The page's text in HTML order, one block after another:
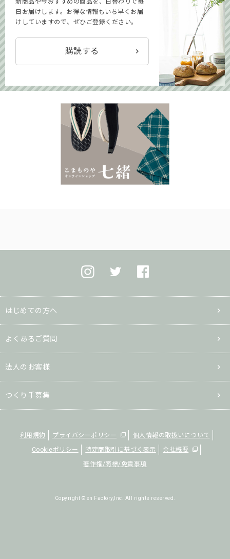
新商品や今おすすめの商品を、日替わりで毎
日お届けします。お得な情報もいち早くお届
けしていますので、ぜひご登録ください。
購読する
はじめての方へ
よくあるご質問
法人のお客様
つくり手募集
利用規約 プライバシーポリシー
個人情報の取扱いについて
Cookieポリシー
特定商取引に基づく表示
会社概要
著作権/商標/免責事項
Copyright © en Factory,Inc. All rights reserved.